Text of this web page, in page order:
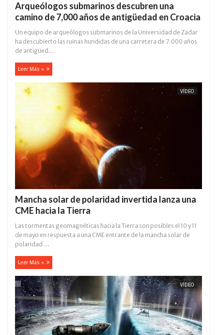
Arqueólogos submarinos descubren una
camino de 7,000 años de antigüedad en Croacia
Un equipo de arqueólogos submarinos de la Universidad de Zadar
ha descubierto las ruinas hundidas de una carretera de 7.000 años
de antigüed...
Leer Más »
VÍDEO
Mancha solar de polaridad invertida lanza una
CME hacia la Tierra
Las tormentas geomagnéticas hacia la Tierra son posibles el 10 y 11
de mayo en respuesta a una CME entrante de la mancha solar de
polaridad ...
Leer Más »
VÍDEO